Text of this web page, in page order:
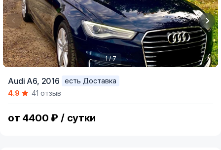
of
1 / 7
Audi A6, 2016
есть Доставка
4.9
41 отзыв
от 4400 ₽ / сутки